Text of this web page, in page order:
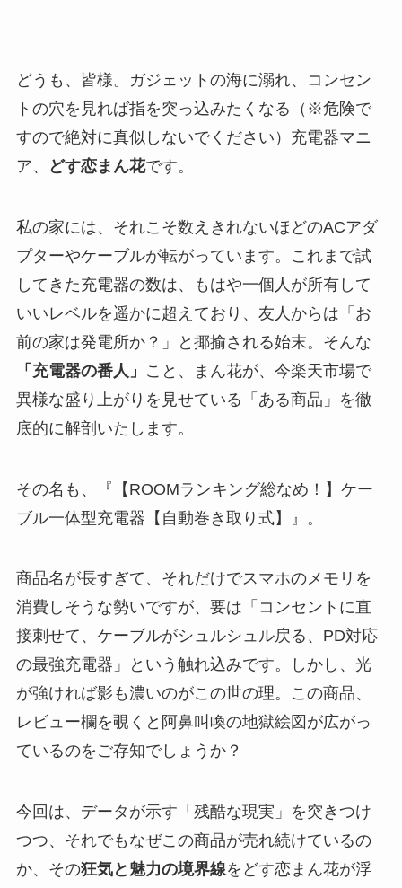
どうも、皆様。ガジェットの海に溺れ、コンセン
トの穴を見れば指を突っ込みたくなる（※危険で
すので絶対に真似しないでください）充電器マニ
ア、
どす恋まん花です。
私の家には、それこそ数えきれないほどのACアダ
プターやケーブルが転がっています。これまで試
してきた充電器の数は、もはや一個人が所有して
いいレベルを遥かに超えており、友人からは「お
前の家は発電所か？」と揶揄される始末。そんな
「充電器の番人」 こと、まん花が、今楽天市場で
異様な盛り上がりを見せている「ある商品」を徹
底的に解剖いたします。
その名も、『【ROOMランキング総なめ！】ケー
ブル一体型充電器【自動巻き取り式】』。
商品名が長すぎて、それだけでスマホのメモリを
消費しそうな勢いですが、要は「コンセントに直
接刺せて、ケーブルがシュルシュル戻る、PD対応
の最強充電器」という触れ込みです。しかし、光
が強ければ影も濃いのがこの世の理。この商品、
レビュー欄を覗くと阿鼻叫喚の地獄絵図が広がっ
ているのをご存知でしょうか？
今回は、データが示す「残酷な現実」を突きつけ
つつ、それでもなぜこの商品が売れ続けているの
か、その狂気と魅力の境界線をどす恋まん花が浮